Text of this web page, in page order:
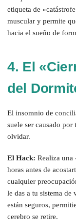
etiqueta de
muscular y permite
hacia el sueño de
4. El
del
El insomnio de
suele ser causado por
olvidar.
El Hack: Realiza una
horas antes de
cualquier
le das a tu sistema
están seguros,
cerebro se retire.